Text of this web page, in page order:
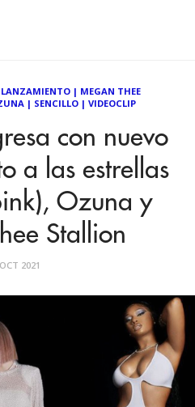
LANZAMIENTO| MEGAN THEE
| SENCILLO| VIDEOCLIP
con nuevo
a las estrellas
Ozuna y
Stallion
2021